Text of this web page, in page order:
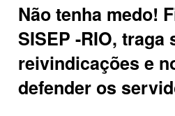
Não tenha medo!
SISEP -RIO, traga
reivindicações e
defender os